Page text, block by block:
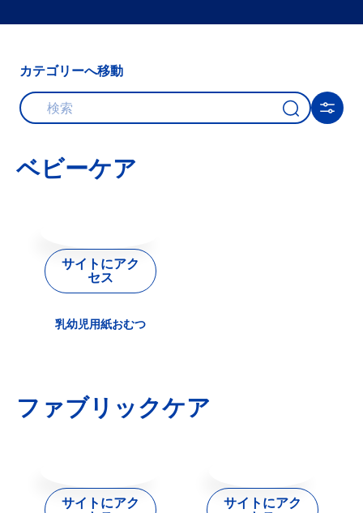
カテゴリーへ移動
ベビーケア
サイトにアク
セス
乳幼児用紙おむつ
ファブリックケア
サイトにアク
サイトにアク